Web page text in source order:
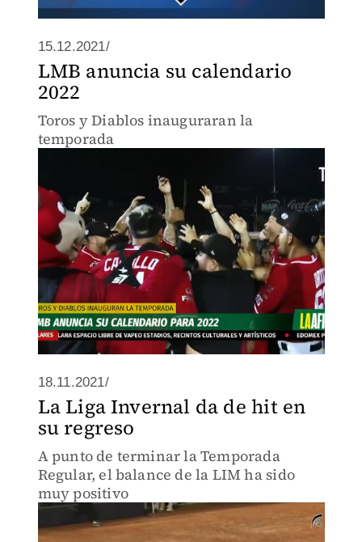
15.12.2021/
LMB anuncia su calendario
2022
Toros y Diablos inauguraran la
temporada
18.11.2021/
La Liga Invernal da de hit en
su regreso
A punto de terminar la Temporada
Regular, el balance de la LIM ha sido
muy positivo